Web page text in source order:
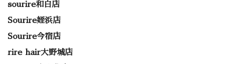
sourire和白店
Sourire姪浜店
Sourire今宿店
rire hair大野城店